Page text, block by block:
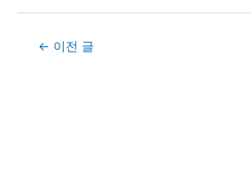
Post← 이전 글